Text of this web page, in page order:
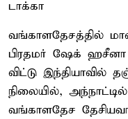
டாக்கா
வங்காளதேசத்தில்
பிரதமர் ஷேக் ஹசீனா
விட்டு இந்தியாவில்
நிலையில்,
வங்காளதேச